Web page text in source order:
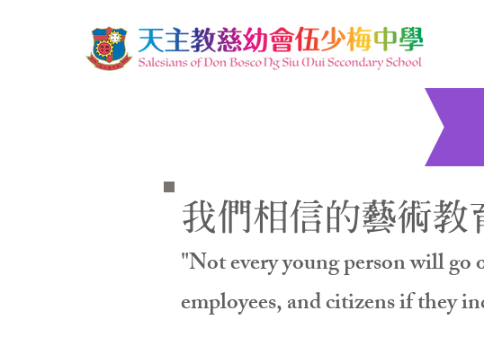
我們相信的藝術教
"Not every young person will
employees, and citizens if they